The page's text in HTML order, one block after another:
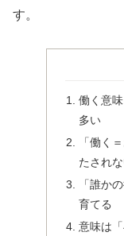
す。
働く意
多い
「働く
たされ
「誰か
育てる
意味は